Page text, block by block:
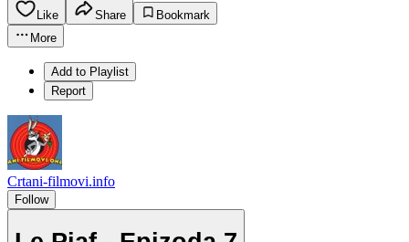
Like Share
Bookmark
More
Add to Playlist
Report
Crtani-filmovi.info
Follow